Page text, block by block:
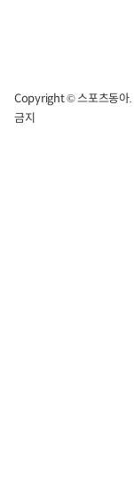
Copyright © 스포츠동아.
금지